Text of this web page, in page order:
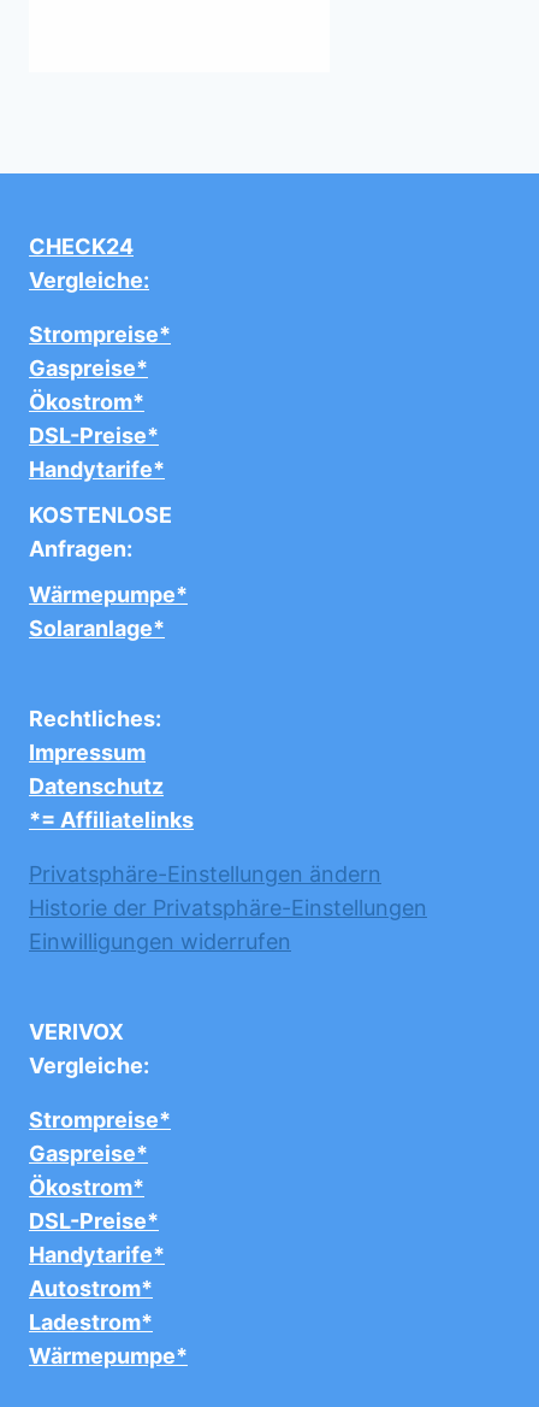
CHECK24
Vergleiche:
Strompreise*
Gaspreise*
Ökostrom*
DSL-Preise*
Handytarife*
KOSTENLOSE
Anfragen:
Wärmepumpe*
Solaranlage*
Rechtliches:
Impressum
Datenschutz
*= Affiliatelinks
Privatsphäre-Einstellungen ändern
Historie der Privatsphäre-Einstellungen
Einwilligungen widerrufen
VERIVOX
Vergleiche:
Strompreise*
Gaspreise*
Ökostrom*
DSL-Preise*
Handytarife*
Autostrom*
Ladestrom*
Wärmepumpe*